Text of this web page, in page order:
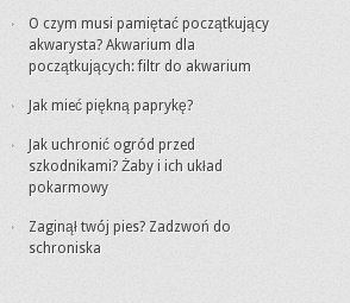
O czym musi pamiętać początkujący
akwarysta? Akwarium dla
początkujących: filtr do akwarium
Jak mieć piękną paprykę?
Jak uchronić ogród przed
szkodnikami? Żaby i ich układ
pokarmowy
Zaginął twój pies? Zadzwoń do
schroniska